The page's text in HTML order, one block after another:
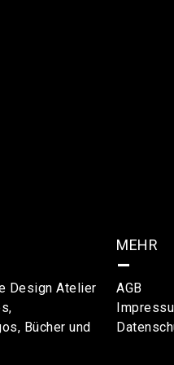
Design Atelier
Bücher und
MEHR
–
AGB